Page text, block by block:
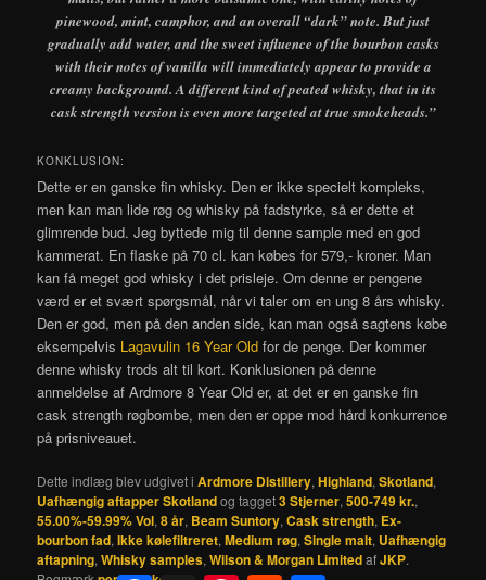
pinewood, mint, camphor, and an overall “dark” note. But just
gradually add water, and the sweet influence of the bourbon casks
with their notes of vanilla will immediately appear to provide a
creamy background. A different kind of peated whisky, that in its
cask strength version is even more targeted at true smokeheads.”
KONKLUSION:
Dette er en ganske fin whisky. Den er ikke specielt kompleks,
men kan man lide røg og whisky på fadstyrke, så er dette et
glimrende bud. Jeg byttede mig til denne sample med en god
kammerat. En flaske på 70 cl. kan købes for 579,- kroner. Man
kan få meget god whisky i det prisleje. Om denne er pengene
værd er et svært spørgsmål, når vi taler om en ung 8 års whisky.
Den er god, men på den anden side, kan man også sagtens købe
eksempelvis Lagavulin 16 Year Old for de penge. Der kommer
denne whisky trods alt til kort. Konklusionen på denne
anmeldelse af Ardmore 8 Year Old er, at det er en ganske fin
cask strength røgbombe, men den er oppe mod hård konkurrence
på prisniveauet.
Dette indlæg blev udgivet iArdmore Distillery,Highland,Skotland,
Uafhængig aftapper Skotlandog tagget3 Stjerner,500-749 kr.,
55.00%-59.99% Vol,8 år, Beam Suntory,Cask strength, Ex-
bourbon fad,Ikke kølefiltreret,Medium røg,Single malt, Uafhængig
aftapning,Whisky samples,Wilson & Morgan LimitedafJKP.